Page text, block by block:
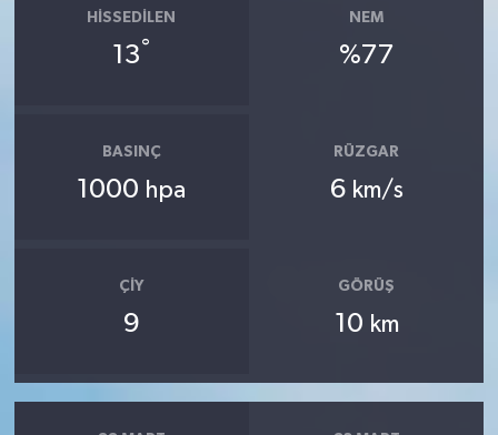
HISSEDILEN
13°
NEM
%77
BASINÇ
1000 hpa
RÜZGAR
6 km/s
ÇIY
9
GÖRÜŞ
10 km